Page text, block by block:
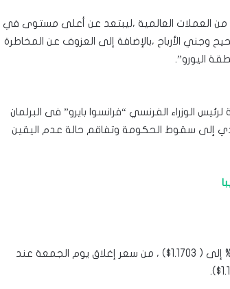
من العملات العالمية ،ليبتعد عن أعلى مستوى في
وجني الأرباح ،بالإضافة إلى العزوف عن المخاطرة
اليورو”.
الوزراء الفرنسي “فرانسوا بايرو” فى البرلمان
إلى سقوط الحكومة وتفاقم حالة عدم اليقين
•سعر صرف اليورو اليوم: تراجع اليورو مقابل الدولار بنسبة 0.15% إلى ( 1.1703$) ، من سعر إغلاق يوم الجمعة عند